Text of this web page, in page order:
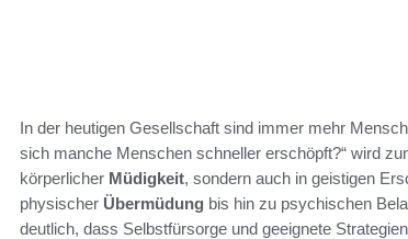
In der heutigen Gesellschaft sind immer mehr
sich manche Menschen schneller erschöpft?“ wird
körperlicher Müdigkeit, sondern auch in geistigen
physischer Übermüdung bis hin zu psychischen
deutlich, dass Selbstfürsorge und geeignete